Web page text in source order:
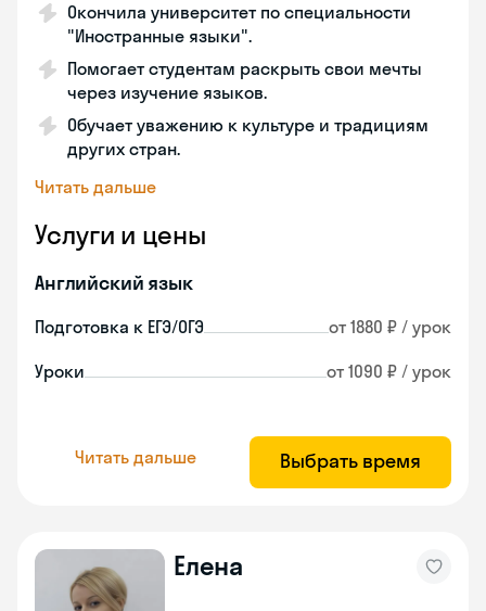
Окончила университет по специальности
"Иностранные языки".
Помогает студентам раскрыть свои мечты
через изучение языков.
Обучает уважению к культуре и традициям
других стран.
Читать дальше
Услуги и цены
Английский язык
Подготовка к ЕГЭ/ОГЭ от 1880 ₽ / урок
Уроки от 1090 ₽ / урок
Читать дальше Выбрать время
Елена